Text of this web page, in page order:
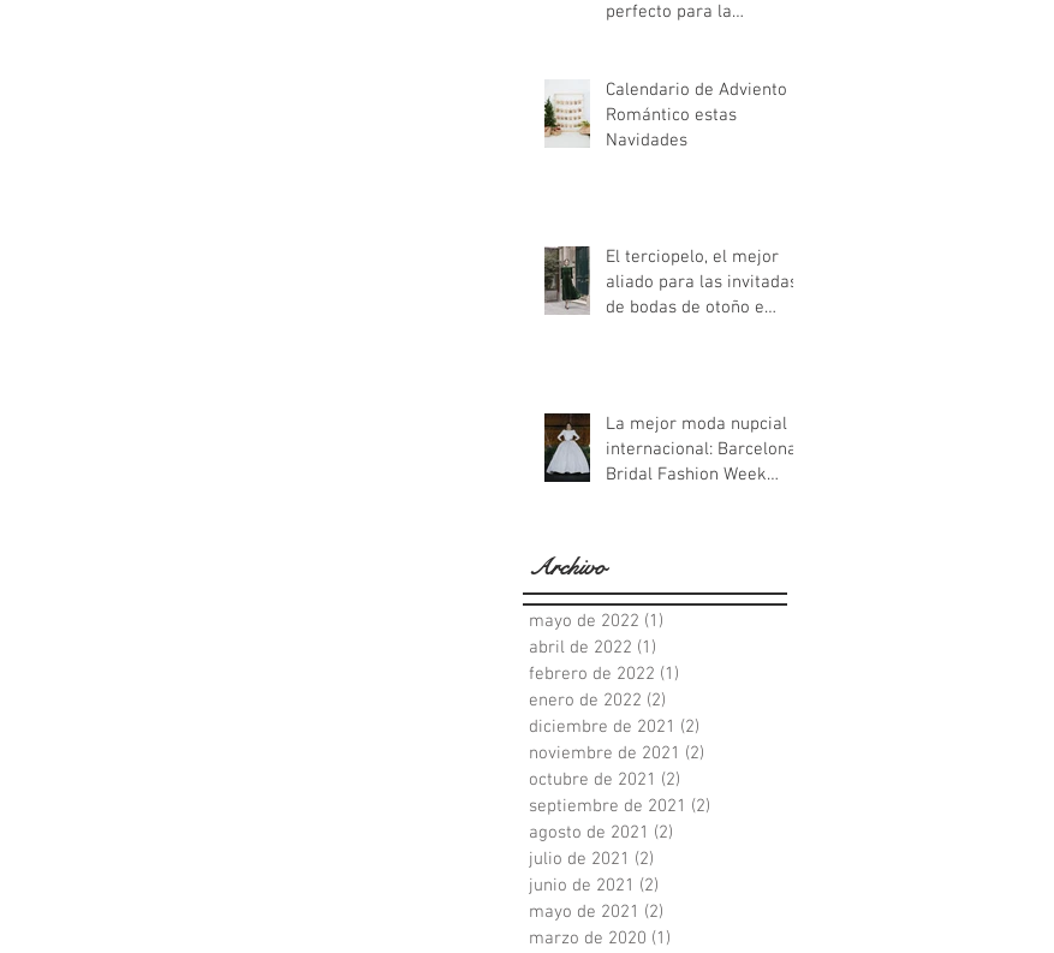
perfecto para la
Calendario de Adviento
Romántico estas
Navidades
El terciopelo, el mejor
aliado para las invitadas
de bodas de otoño e
La mejor moda nupcial
internacional: Barcelona
Bridal Fashion Week
Archivo
mayo de 2022 (1)
abril de 2022 (1)
febrero de 2022 (1)
enero de 2022 (2)
diciembre de 2021 (2)
noviembre de 2021 (2)
octubre de 2021 (2)
septiembre de 2021 (2)
agosto de 2021 (2)
julio de 2021 (2)
junio de 2021 (2)
mayo de 2021 (2)
marzo de 2020 (1)